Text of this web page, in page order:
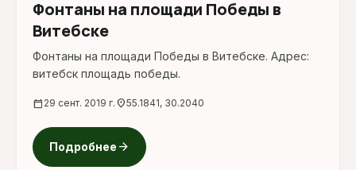
Фонтаны на площади Победы в
Витебске
Фонтаны на площади Победы в Витебске. Адрес:
витебск площадь победы.
calendar_today 29 сент. 2019 г. location_on55.1841, 30.2040
Подробнее arrow_forward